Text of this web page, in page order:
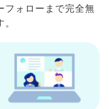
フォローまで完全無